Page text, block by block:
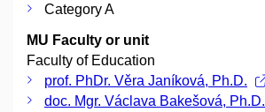
Category A
MU Faculty or unit
Faculty of Education
prof. PhDr. Věra Janíková, Ph.D.
doc. Mgr. Václava Bakešová, Ph.D.